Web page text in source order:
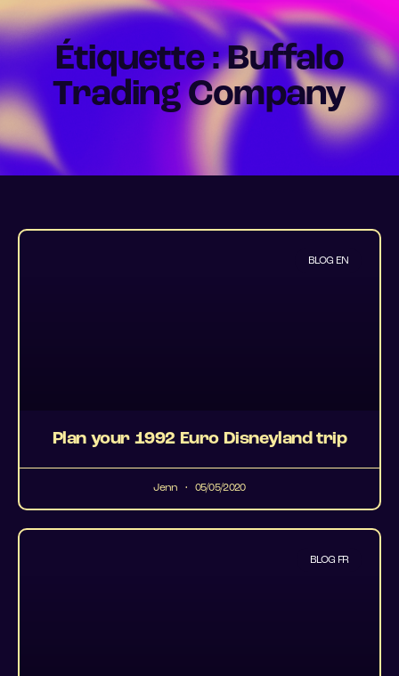
Étiquette : Buffalo
Trading Company
BLOG EN
Plan your 1992 Euro Disneyland trip
Jenn 05/05/2020
BLOG FR